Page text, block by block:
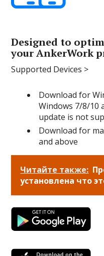
Designed to
your AnkerWork
Supported Devices >
Download for
Windows 7/8/10
update is not
Download for
and above
Читайте также:
установлена что